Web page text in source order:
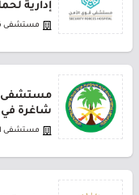
إدارية
مستشفى
مستشفى
شاغرة في
مستشفى